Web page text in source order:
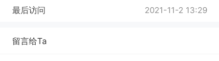
最后访问 2021-11-2 13:29
留言给Ta